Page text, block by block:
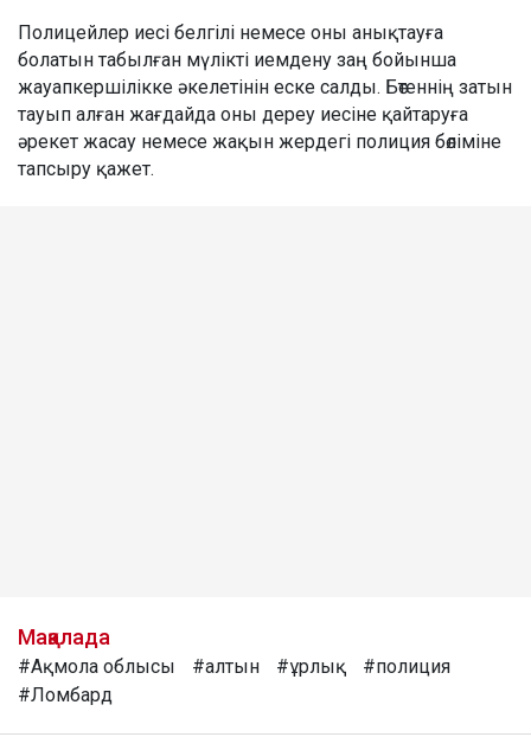
Полицейлер иесі белгілі немесе оны анықтауға
болатын табылған мүлікті иемдену заң бойынша
жауапкершілікке әкелетінін еске салды. Бөтеннің затын
тауып алған жағдайда оны дереу иесіне қайтаруға
әрекет жасау немесе жақын жердегі полиция бөліміне
тапсыру қажет.
Мақалада
#Ақмола облысы #алтын #ұрлық
#полиция
#Ломбард